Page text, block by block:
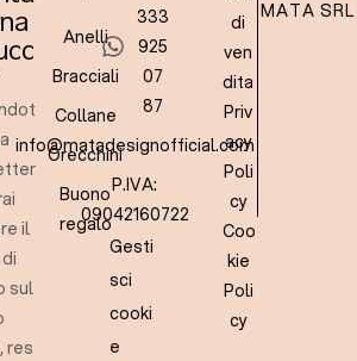
il
sul
res
Anelli
Bracciali
Collane
Orecchini
Buono
regalo
333
925
07
87
info@matadesignofficial.com
P.IVA:
09042160722
Gesti
sci
cooki
e
di
ven
dita
Priv
acy
Poli
cy
Coo
kie
Poli
cy
MATA SRL